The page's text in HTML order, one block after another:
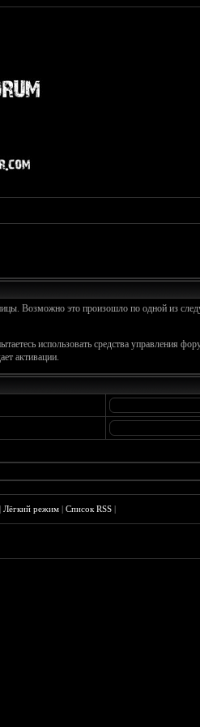
Возможно это произошло по одной из
использовать средства управления
активации.
|Лёгкий режим |Список RSS |